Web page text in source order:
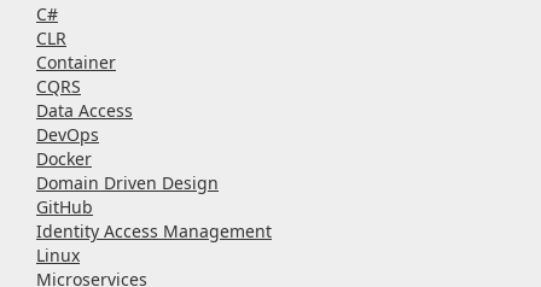
C#
CLR
Container
CQRS
Data Access
DevOps
Docker
Domain Driven Design
GitHub
Identity Access Management
Linux
Microservices